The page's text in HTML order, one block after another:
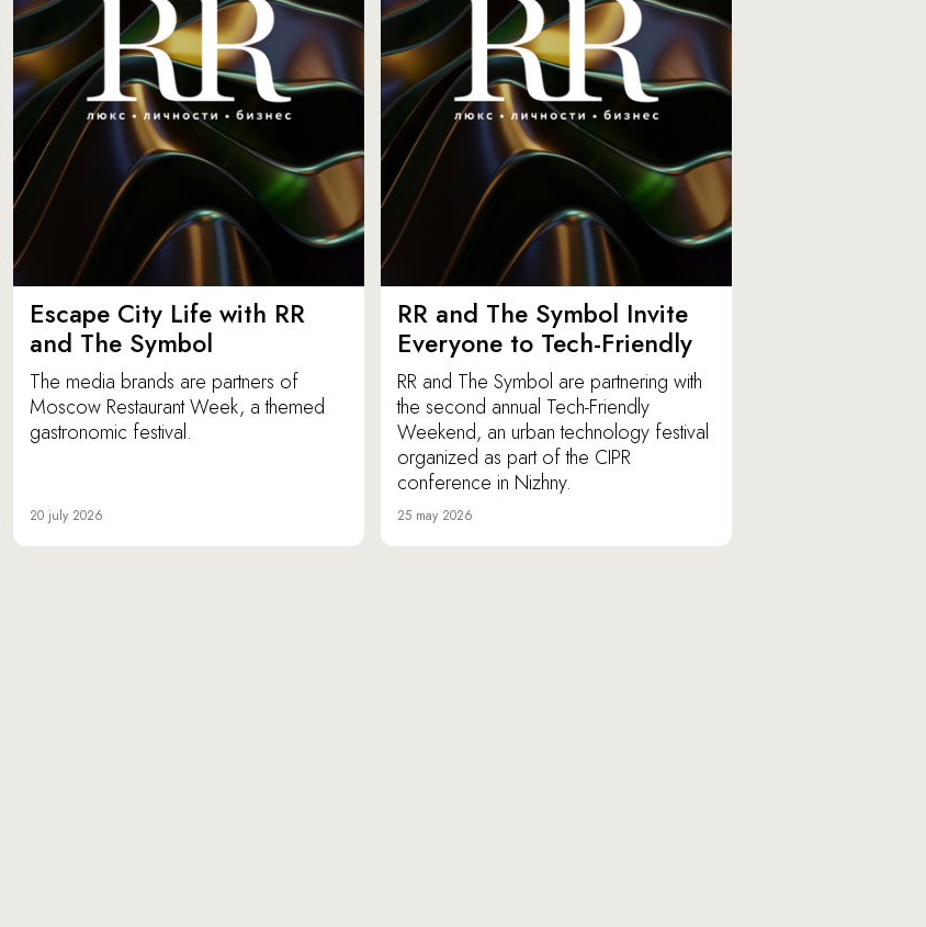
Escape City Life with RR
and The Symbol
The media brands are partners of
Moscow Restaurant Week, a themed
gastronomic festival.
20 july 2026
RR and The Symbol Invite
Everyone to Tech-Friendly
RR and The Symbol are partnering with
the second annual Tech-Friendly
Weekend, an urban technology festival
organized as part of the CIPR
conference in Nizhny.
25 may 2026